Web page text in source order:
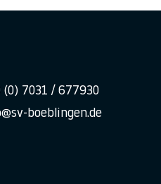
(0) 7031 / 677930
boeblingen.de